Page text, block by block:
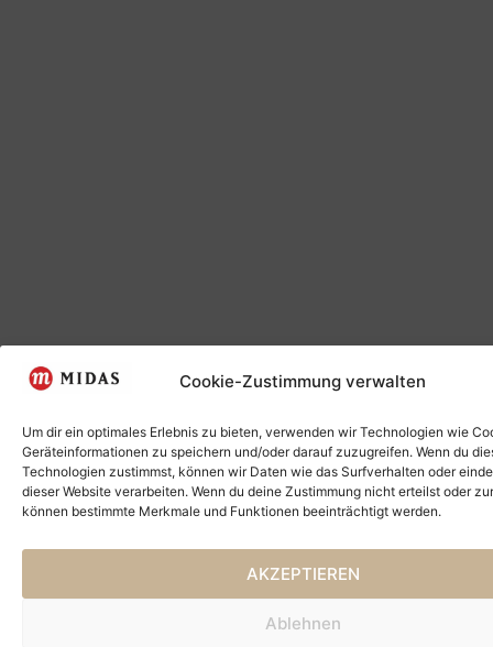
Cookie-Zustimmung verwalten
Um dir ein optimales Erlebnis zu bieten, verwenden wir Technologien wie
Geräteinformationen zu speichern und/oder darauf zuzugreifen. Wenn du
Technologien zustimmst, können wir Daten wie das Surfverhalten oder
dieser Website verarbeiten. Wenn du deine Zustimmung nicht erteilst oder
können bestimmte Merkmale und Funktionen beeinträchtigt werden.
AKZEPTIEREN
Ablehnen